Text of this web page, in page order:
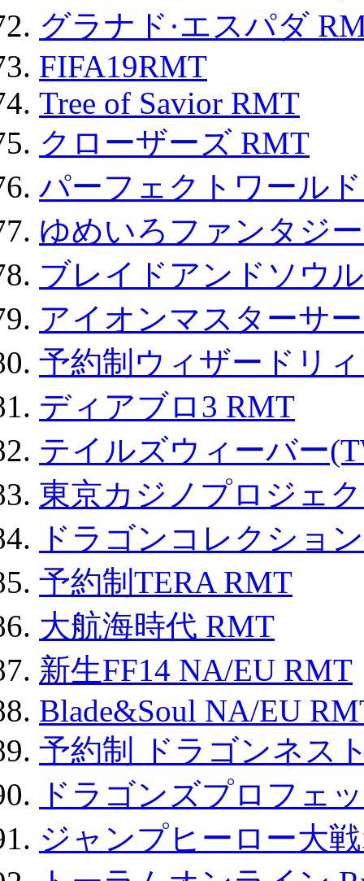
グラナド·エスパダ
FIFA19RMT
Tree of Savior RMT
クローザーズ RMT
パーフェクトワール
ゆめいろファンタジ
ブレイドアンドソウ
アイオンマスターサ
予約制ウィザードリ
ディアブロ3 RMT
テイルズウィーバー
東京カジノプロジェ
ドラゴンコレクショ
予約制TERA RMT
大航海時代 RMT
新生FF14 NA/EU RMT
Blade&Soul NA/EU
予約制 ドラゴンネス
ドラゴンズプロフェ
ジャンプヒーロー大